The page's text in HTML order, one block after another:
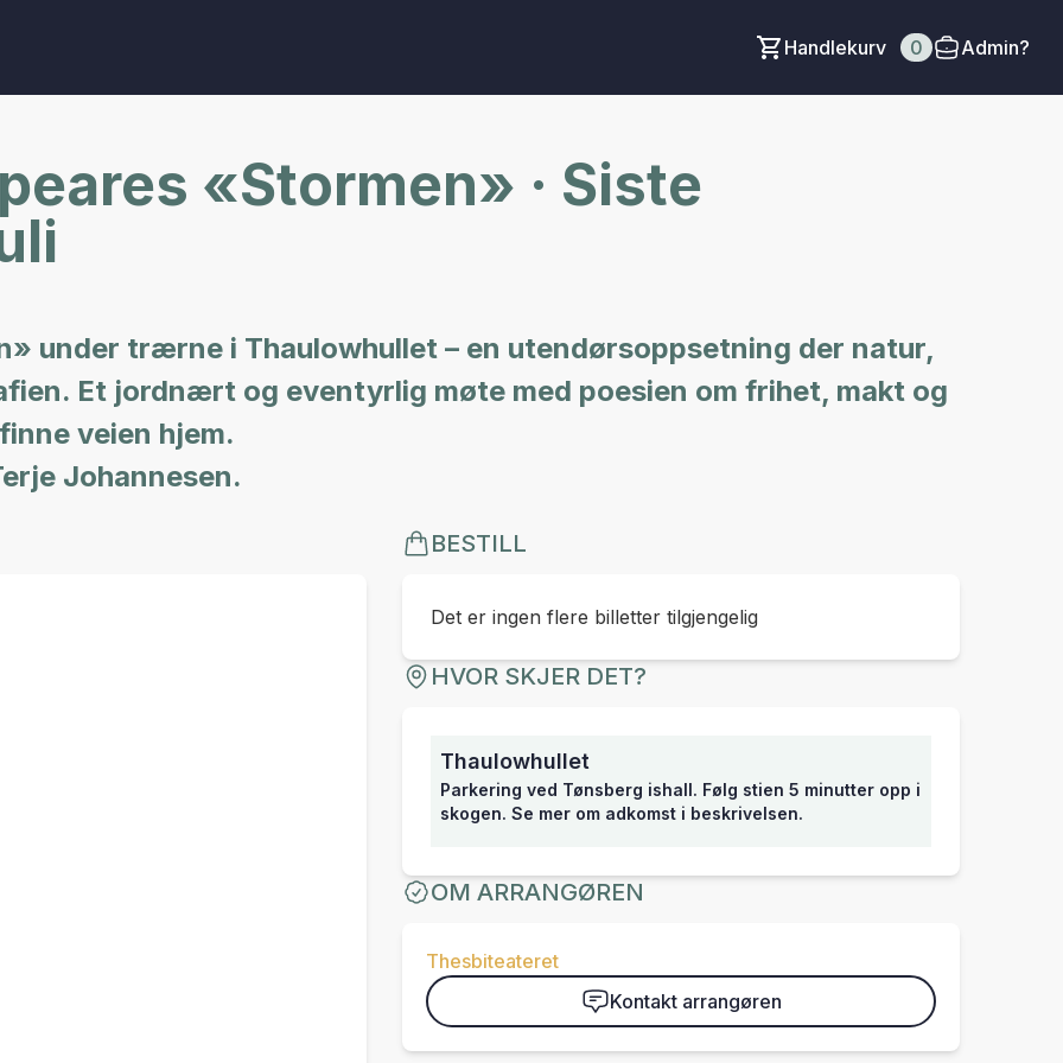
Handlekurv 0 Admin?
«Stormen» · Siste
under trærne i Thaulowhullet – en utendørsoppsetning der natur,
Et jordnært og eventyrlig møte med poesien om frihet, makt og
veien hjem.
Johannesen.
BESTILL
Det er ingen flere billetter tilgjengelig
HVOR SKJER DET?
Thaulowhullet
Parkering ved Tønsberg ishall. Følg stien 5 minutter opp i
skogen. Se mer om adkomst i beskrivelsen.
OM ARRANGØREN
Thesbiteateret
Kontakt arrangøren